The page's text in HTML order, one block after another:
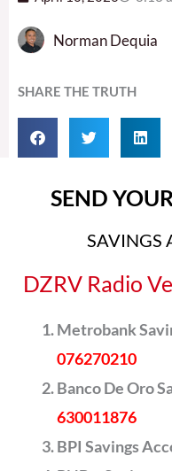
Norman Dequia
SHARE THE TRUTH
SEND
SAVINGS
DZRV Radio
Metrobank
076270210
Banco De Oro
630011876
BPI Savings